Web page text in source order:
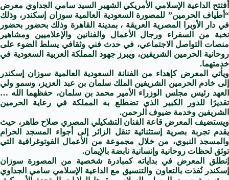
أفتتح الداعية الإسلامي الأمريكي الشهير السيد سامي الجداوي معرض
“أطياف الحرمين” للمصورة السعودية العالمية سوزان إسكندر، وذلك
في دار الأوبرا المصرية العريقة ، بمدينة القاهرة وذلك بحضور بحضور
نخبة من السفراء ورجال الأعمال والفنانين والإعلاميين ومشاهير
منصات التواصل الاجتماعي، في حدث فني وثقافي يسلط الضوء على
روحانية الحرمين الشريفين، ويبرز جهود المملكة العربية السعودية في
خدمتهما.
ويأتي المعرض كإهداء من الفنانة السعودية العالمية سوزان إسكندر
إلى خادم الحرمين الشريفين الملك سلمان بن عبد العزيز، وسمو ولي
العهد رئيس مجلس الوزراء الأمير محمد بن سلمان، حفظهما الله …
تقديرًا للدور الكبير الذي تضطلع به المملكة في رعاية الحرمين
الشريفين وخدمة ضيوف الرحمن.
ويستضيف المعرض قاعة الفنان التشكيلي المصري صلاح طاهر، حيث
يقدم تجربة بصرية إستثنائية تنقل الزائر إلى أجواء المسجد الحرام
والمسجد النبوي، من خلال مجموعة من الأعمال الفوتوغرافية التي
توثق لحظات روحانية وإنسانية نابضة بالإيمان.
إنطلق المعرض في بداياته كمبادرة شخصية من المصورة سوزان
إسكندر نُفذت بالتعاون والتنسيق مع الداعية الإسلامي سامي الجداوي